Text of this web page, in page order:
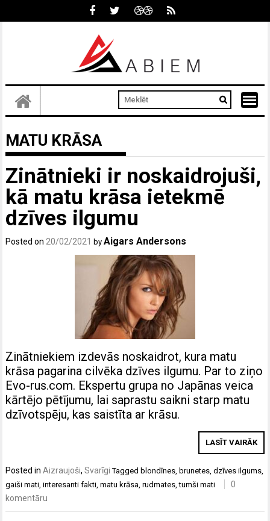
MATU KRĀSA
Zinātnieki ir noskaidrojuši,
kā matu krāsa ietekmē
dzīves ilgumu
Posted on20/02/2021 byAigars Andersons
Zinātniekiem izdevās noskaidrot, kura matu
krāsa pagarina cilvēka dzīves ilgumu. Par to ziņo
Evo-rus.com. Ekspertu grupa no Japānas veica
kārtējo pētījumu, lai saprastu saikni starp matu
dzīvotspēju, kas saistīta ar krāsu.
LASĪT VAIRĀK
Posted inAizraujoši,Svarīgi Tagged blondīnes, brunetes,dzīves ilgums,
gaiši mati,interesanti fakti,matu krāsa,rudmates,tumši mati
0
komentāru